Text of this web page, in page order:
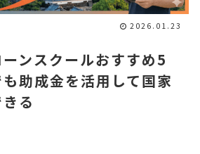
ンスクールおすすめ5
助成金を活用して国家
る
2026.01.23